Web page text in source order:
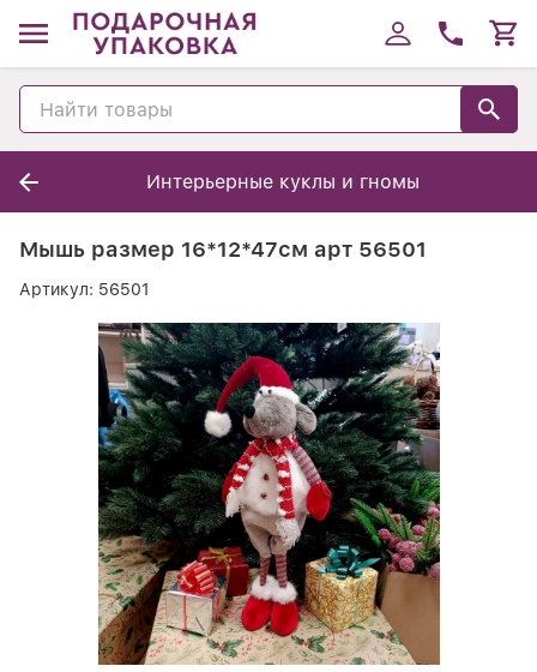
Интерьерные куклы и гномы
Мышь размер 16*12*47см арт 56501
Артикул: 56501